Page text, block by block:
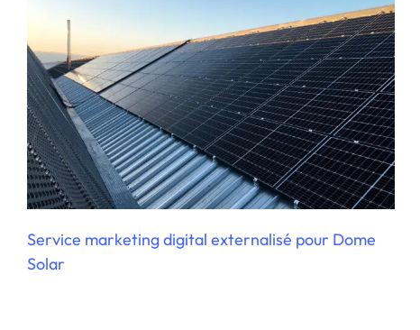
Service marketing digital externalisé pour Dome
Solar